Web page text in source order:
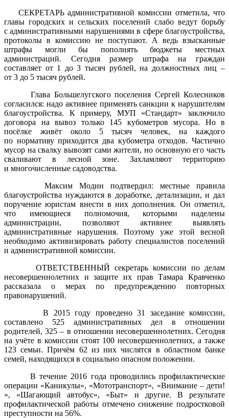
СЕКРЕТАРЬ административной комиссии отметила, что
главы городских и сельских поселений слабо ведут борьбу
с административными нарушениями в сфере благоустройства,
протоколы в комиссию не поступают. А ведь взысканные
штрафы могли бы пополнять бюджеты местных
администраций. Сегодня размер штрафа на граждан
составляет от 1 до 3 тысяч рублей, на должностных лиц –
от 3 до 5 тысяч рублей.
Глава Большелугского поселения Сергей Колесников
согласился: надо активнее применять санкции к нарушителям
благоустройства. К примеру, МУП «Стандарт» заключило
договора на вывоз только 145 кубометров мусора. Но в
посёлке живёт около 5 тысяч человек, на каждого
по нормативу приходится два кубометра отходов. Частично
мусор на свалку вывозят сами жители, но основную его часть
сваливают в лесной зоне. Захламляют территорию
и многочисленные садоводства.
Максим Модин подтвердил: местные правила
благоустройства нуждаются в доработке, детализации, и дал
поручение юристам внести в них дополнения. Он отметил,
что имеющиеся полномочия, которыми наделены
администрации, позволяют активнее выявлять
административные нарушения. Поэтому уже этой весной
необходимо активизировать работу специалистов поселений
и административной комиссии.
ОТВЕТСТВЕННЫЙ секретарь комиссии по делам
несовершеннолетних и защите их прав Тамара Кравченко
рассказала о мерах по предупреждению повторных
правонарушений.
В 2015 году проведено 31 заседание комиссии,
составлено 525 административных дел в отношении
родителей, 325 – в отношении несовершеннолетних. Сегодня
на учёте в комиссии стоят 100 несовершеннолетних, а также
123 семьи. Причём 62 из них числятся в областном банке
семей, находящихся в социально опасном положении.
В течение 2016 года проводились профилактические
операции «Каникулы», «Мототранспорт», «Внимание – дети!
», «Шагающий автобус», «Быт» и другие. В результате
профилактической работы отмечено снижение подростковой
преступности на 56%.